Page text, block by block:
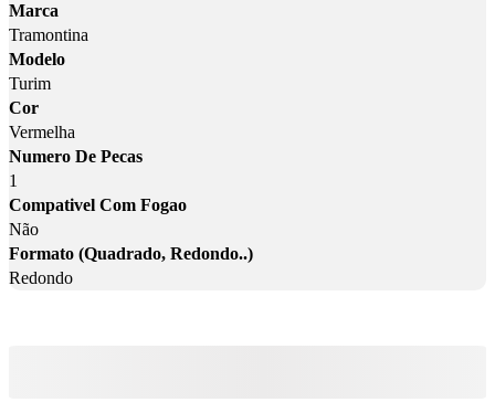
Marca
Tramontina
Modelo
Turim
Cor
Vermelha
Numero De Pecas
1
Compativel Com Fogao
Não
Formato (Quadrado, Redondo..)
Redondo